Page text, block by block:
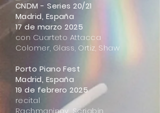
CNDM - Series 20/21
Madrid, España
17 de marzo 2025
con Cuarteto Attacca
Colomer, Glass, Ortiz, Shaw
Porto Piano Fest
Madrid, España
19 de febrero 2025
recital
Rachmaninov, Scriabin